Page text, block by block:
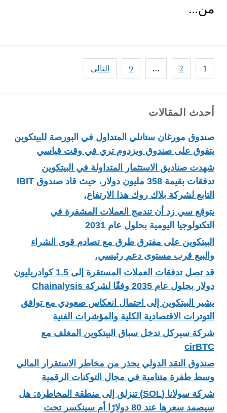
أحدث المقالات
صندوق مورغان ستانلي المتداول في البورصة للبيتكوين
يتفوق على صندوق ويزدوم تري في وقت قياسي
شهدت صناديق الاستثمار المتداولة في البيتكوين
تدفقات بقيمة 358 مليون دولار، حيث قاد صندوق IBIT
التابع لشركة بلاك روك هذا الارتفاع.
يتوقع سي زد أن تندمج العملات المشفرة في
التكنولوجيا اليومية بحلول عام 2031
البيتكوين على مفترق طرق مع تصادم قوى الشراء
والبيع قرب مستوى دعم رئيسي.
قد تصل تدفقات العملات المستقرة إلى 1.5 كوادريليون
دولار بحلول عام 2035 وفقًا لشركة Chainalysis
يشير البيتكوين إلى احتمال انعكاس صعودي مع توافق
التوترات الاقتصادية الكلية والمؤشرات الفنية
شركة سيركل تدخل سباق البيتكوين المغلف مع
cirBTC
صندوق النقد الدولي يحذر من مخاطر الاستقرار المالي
وسط طفرة متنامية في مجال التوكنات الرقمية
شركة سولانا (SOL) تنزلق إلى منطقة المخاطرة: هل
سيصمد سعرها عند 80 دولارًا أم سينكسر تحت
من…
Posts
pagination
1
2
…
9 التالي